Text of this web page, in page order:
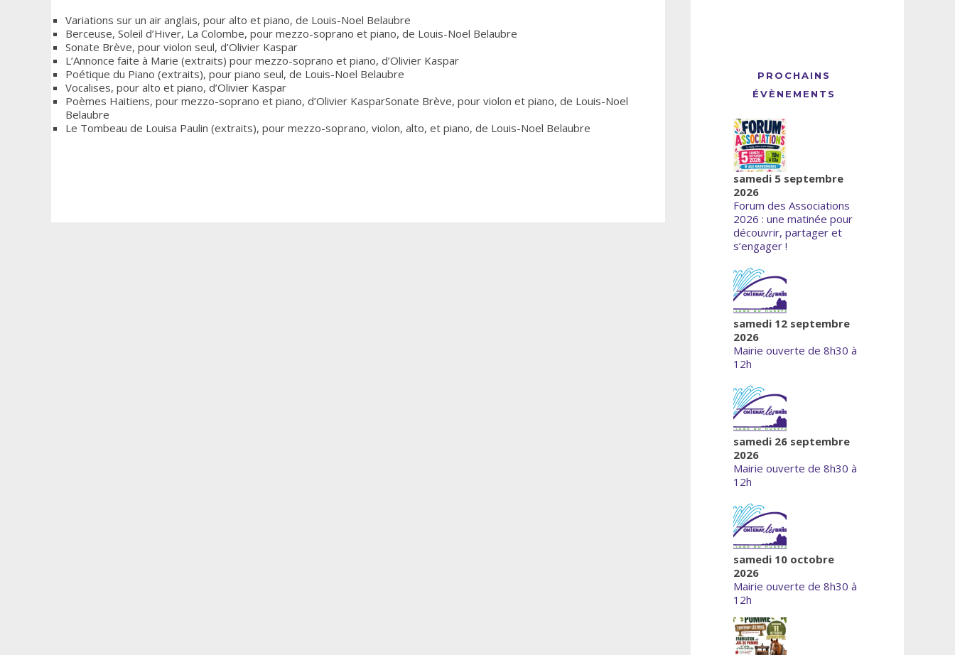
Variations sur un air anglais, pour alto et piano, de Louis-Noel Belaubre
Berceuse, Soleil d’Hiver, La Colombe, pour mezzo-soprano et piano, de Louis-Noel Belaubre
Sonate Brève, pour violon seul, d’Olivier Kaspar
L’Annonce faite à Marie (extraits) pour mezzo-soprano et piano, d’Olivier Kaspar
Poétique du Piano (extraits), pour piano seul, de Louis-Noel Belaubre
Vocalises, pour alto et piano, d’Olivier Kaspar
Poèmes Haitiens, pour mezzo-soprano et piano, d’Olivier KasparSonate Brève, pour violon et piano, de Louis-Noel
Belaubre
Le Tombeau de Louisa Paulin (extraits), pour mezzo-soprano, violon, alto, et piano, de Louis-Noel Belaubre
PROCHAINS
ÉVÈNEMENTS
samedi 5 septembre
2026
Forum des Associations
2026 : une matinée pour
découvrir, partager et
s’engager !
samedi 12 septembre
2026
Mairie ouverte de 8h30 à
12h
samedi 26 septembre
2026
Mairie ouverte de 8h30 à
12h
samedi 10 octobre
2026
Mairie ouverte de 8h30 à
12h